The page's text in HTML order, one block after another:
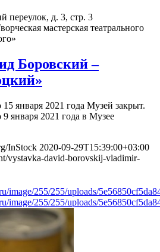
переулок, д. 3, стр. 3
мастерская театрального
Боровский –
января 2021 года Музей закрыт.
января 2021 года в Музее
InStock 2020-09-29T15:39:00+03:00
vystavka-david-borovskij-vladimir-
image/255/255/uploads/
image/255/255/uploads/